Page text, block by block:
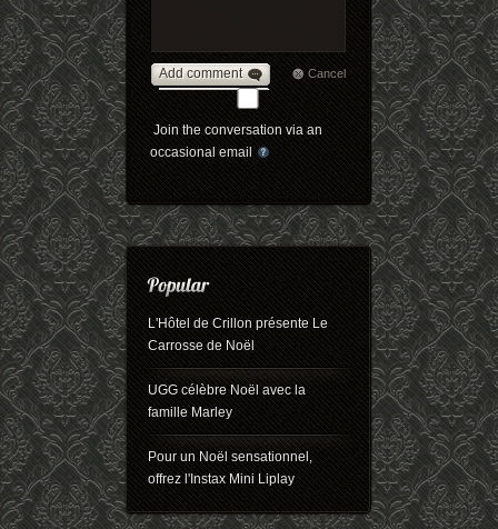
Add comment Cancel
Join the conversation via an
occasional email
L'Hôtel de Crillon présente Le
Carrosse de Noël
UGG célèbre Noël avec la
famille Marley
Pour un Noël sensationnel,
offrez l'Instax Mini Liplay